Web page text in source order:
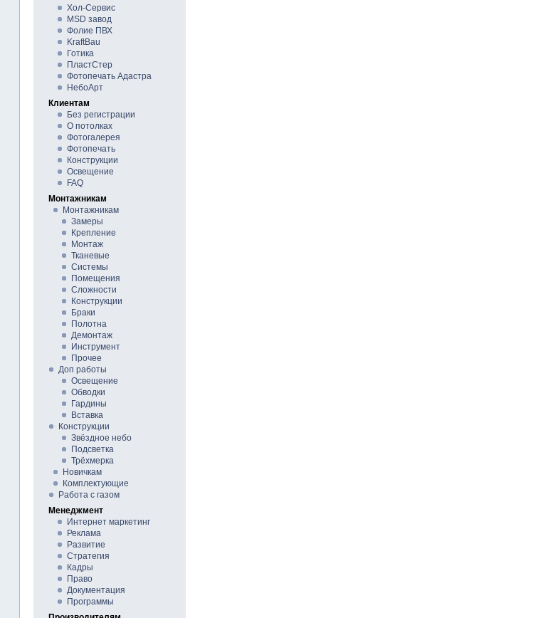
Хол-Сервис
MSD завод
Фолие ПВХ
KraftBau
Готика
ПластСтер
Фотопечать Адастра
НебоАрт
Клиентам
Без регистрации
О потолках
Фотогалерея
Фотопечать
Конструкции
Освещение
FAQ
Монтажникам
Монтажникам
Замеры
Крепление
Монтаж
Тканевые
Системы
Помещения
Сложности
Конструкции
Браки
Полотна
Демонтаж
Инструмент
Прочее
Доп работы
Освещение
Обводки
Гардины
Вставка
Конструкции
Звёздное небо
Подсветка
Трёхмерка
Новичкам
Комплектующие
Работа с газом
Менеджмент
Интернет маркетинг
Реклама
Развитие
Стратегия
Кадры
Право
Документация
Программы